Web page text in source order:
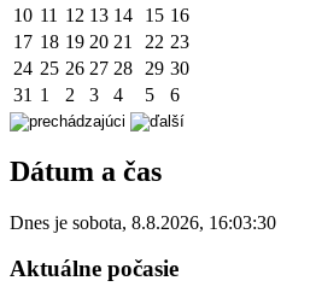
10 11 12 13 14 15 16
17 18 19 20 21 22 23
24 25 26 27 28 29 30
31 1 2 3 4 5 6
Dátum a čas
Dnes je sobota, 8.8.2026, 16:03:30
Aktuálne počasie